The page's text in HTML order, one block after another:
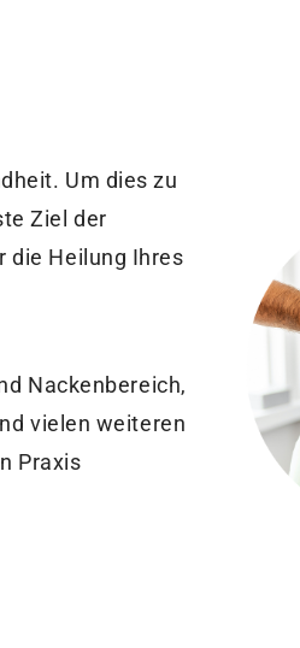
Um dies zu
Ziel der
die Heilung Ihres
Nackenbereich,
vielen weiteren
Praxis